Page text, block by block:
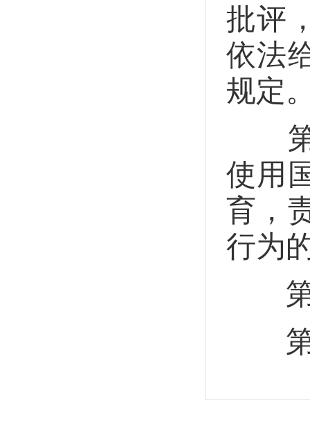
批评
依法
规定
第
使用
育，
行为
第
第